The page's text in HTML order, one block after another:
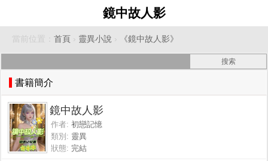
鏡中故人影
當前位置： 首頁 › 靈異小說 › 《鏡中故人影》
書籍簡介
鏡中故人影
作者: 初戀記憶
類別: 靈異
狀態: 完結